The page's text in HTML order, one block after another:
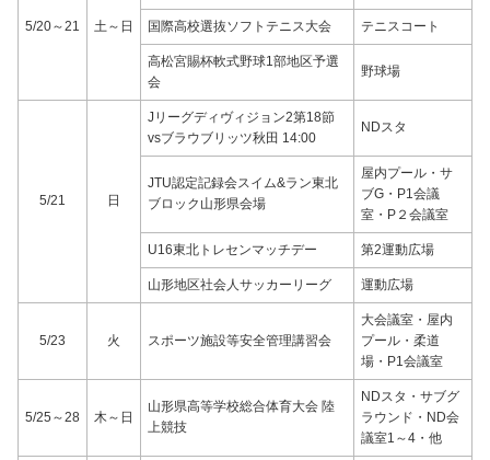
5/20～21 土～日 国際高校選抜ソフトテニス大会 テニスコート
高松宮賜杯軟式野球1部地区予選
会
野球場
5/21 日
Jリーグディヴィジョン2第18節
vsブラウブリッツ秋田 14:00
NDスタ
JTU認定記録会スイム&ラン東北
ブロック山形県会場
屋内プール・サ
ブG・P1会議
室・P２会議室
U16東北トレセンマッチデー 第2運動広場
山形地区社会人サッカーリーグ 運動広場
5/23 火 スポーツ施設等安全管理講習会
大会議室・屋内
プール・柔道
場・P1会議室
5/25～28 木～日
山形県高等学校総合体育大会 陸
上競技
NDスタ・サブグ
ラウンド・ND会
議室1～4・他